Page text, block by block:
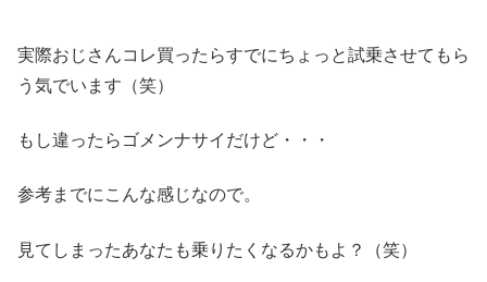
実際おじさんコレ買ったらすでにちょっと試乗させてもら
う気でいます（笑）
もし違ったらゴメンナサイだけど・・・
参考までにこんな感じなので。
見てしまったあなたも乗りたくなるかもよ？（笑）